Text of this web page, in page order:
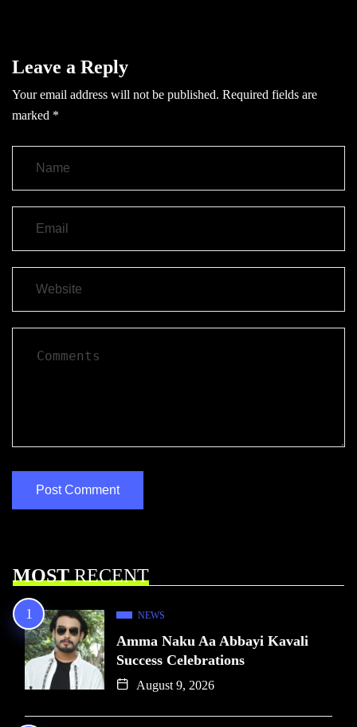
Leave a Reply
Your email address will not be published. Required fields are
marked *
MOSTRECENT
NEWS
Amma Naku Aa Abbayi Kavali
Success Celebrations
August 9, 2026